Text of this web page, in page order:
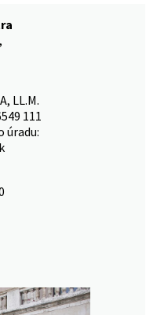
LL.M.
111
úradu: